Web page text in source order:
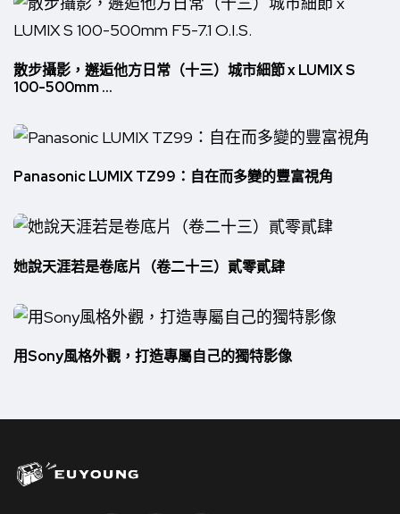
散步攝影，邂逅他方日常（十三）城市細節 x LUMIX S
100-500mm ...
Panasonic LUMIX TZ99：自在而多變的豐富視角
她說天涯若是卷底片（卷二十三）貳零貳肆
用Sony風格外觀，打造專屬自己的獨特影像